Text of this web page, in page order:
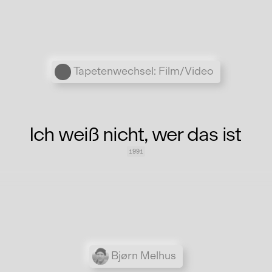
Übergordnete Werke und
Tapetenwechsel: Film/Video
Ich weiß nicht, wer das ist
1991
Personen
Bjørn Melhus